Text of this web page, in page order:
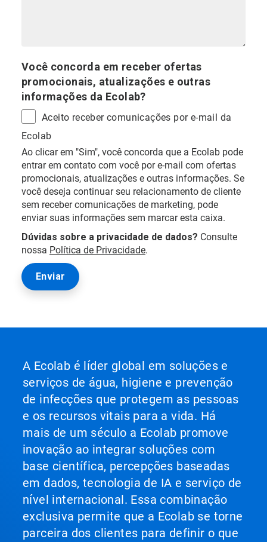
Você concorda em receber ofertas
promocionais, atualizações e outras
informações da Ecolab?
Aceito receber comunicações por e-mail da
Ecolab
Ao clicar em "Sim", você concorda que a Ecolab pode
entrar em contato com você por e-mail com ofertas
promocionais, atualizações e outras informações. Se
você deseja continuar seu relacionamento de cliente
sem receber comunicações de marketing, pode
enviar suas informações sem marcar esta caixa.
Dúvidas sobre a privacidade de dados? Consulte
nossa Política de Privacidade.
A Ecolab é líder global em soluções e
serviços de água, higiene e prevenção
de infecções que protegem as pessoas
e os recursos vitais para a vida. Há
mais de um século a Ecolab promove
inovação ao integrar soluções com
base científica, percepções baseadas
em dados, tecnologia de IA e serviço de
nível internacional. Essa combinação
exclusiva permite que a Ecolab se torne
parceira dos clientes para definir o que